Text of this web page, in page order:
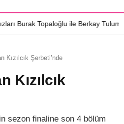
ile Berkay Tulumbacı “Ecünni”
Kızılcık Şerbeti’nde
Kızılcık
sezon finaline son 4 bölüm